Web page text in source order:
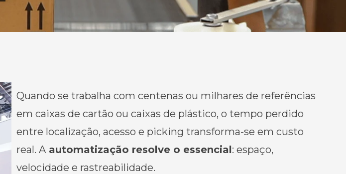
Quando se trabalha com centenas ou milhares de referências
em caixas de cartão ou caixas de plástico, o tempo perdido
entre localização, acesso e picking transforma-se em custo
real. A automatização resolve o essencial: espaço,
velocidade e rastreabilidade.